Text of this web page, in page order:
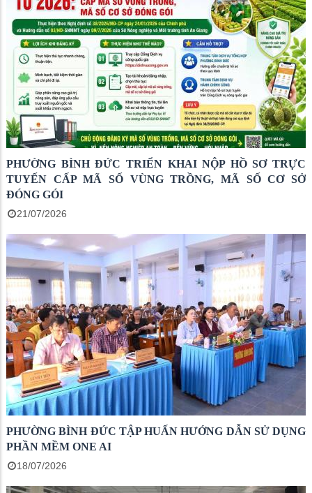
PHƯỜNG BÌNH ĐỨC TRIỂN KHAI NỘP HỒ SƠ TRỰC
TUYẾN CẤP MÃ SỐ VÙNG TRỒNG, MÃ SỐ CƠ SỞ
ĐÓNG GÓI
21/07/2026
PHƯỜNG BÌNH ĐỨC TẬP HUẤN HƯỚNG DẪN SỬ DỤNG
PHẦN MỀM ONE AI
18/07/2026